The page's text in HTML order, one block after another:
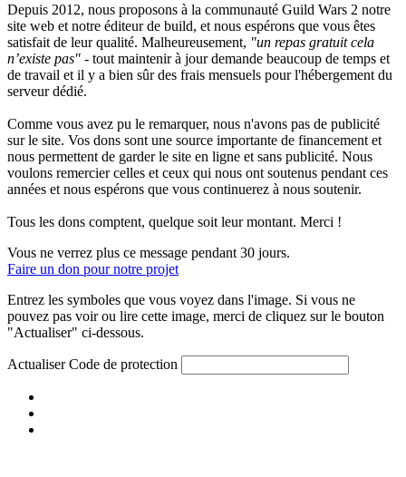
Depuis 2012, nous proposons à la communauté Guild Wars 2 notre
site web et notre éditeur de build, et nous espérons que vous êtes
satisfait de leur qualité. Malheureusement, "un repas gratuit cela
n’existe pas" - tout maintenir à jour demande beaucoup de temps et
de travail et il y a bien sûr des frais mensuels pour l'hébergement du
serveur dédié.
Comme vous avez pu le remarquer, nous n'avons pas de publicité
sur le site. Vos dons sont une source importante de financement et
nous permettent de garder le site en ligne et sans publicité. Nous
voulons remercier celles et ceux qui nous ont soutenus pendant ces
années et nous espérons que vous continuerez à nous soutenir.
Tous les dons comptent, quelque soit leur montant. Merci !
Vous ne verrez plus ce message pendant 30 jours.
Faire un don pour notre projet
Entrez les symboles que vous voyez dans l'image. Si vous ne
pouvez pas voir ou lire cette image, merci de cliquez sur le bouton
"Actualiser" ci-dessous.
Actualiser Code de protection